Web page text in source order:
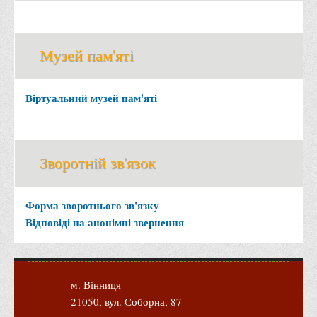
Фотогалерея
Музей пам'яті
Віртуальний музей пам'яті
Зворотній зв'язок
Форма зворотнього зв'язку
Відповіді на анонімні звернення
м. Вінниця
21050, вул. Соборна, 87